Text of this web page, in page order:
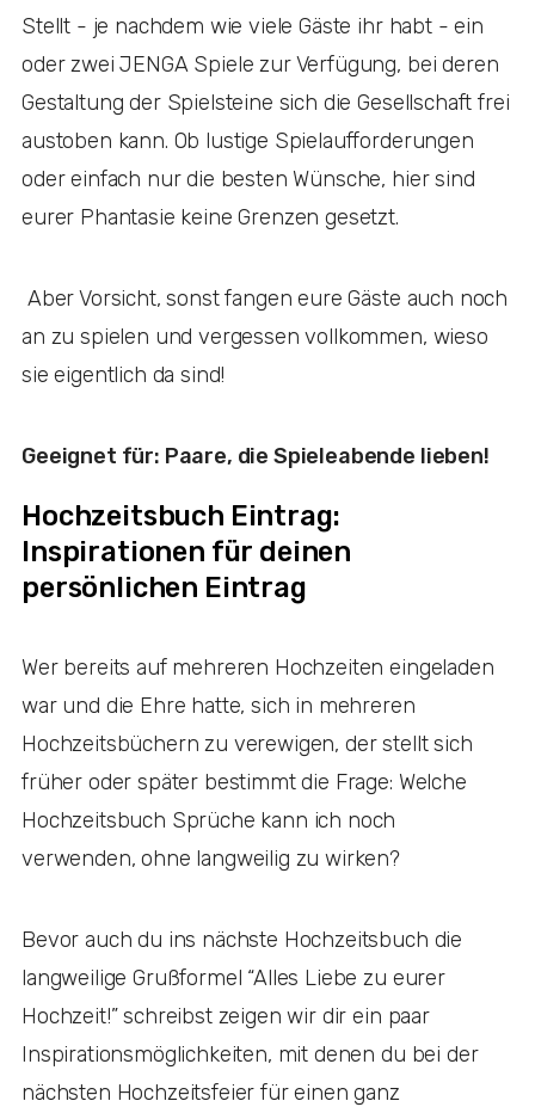
Stellt - je nachdem wie viele Gäste ihr habt - ein
oder zwei JENGA Spiele zur Verfügung, bei deren
Gestaltung der Spielsteine sich die Gesellschaft frei
austoben kann. Ob lustige Spielaufforderungen
oder einfach nur die besten Wünsche, hier sind
eurer Phantasie keine Grenzen gesetzt.
Aber Vorsicht, sonst fangen eure Gäste auch noch
an zu spielen und vergessen vollkommen, wieso
sie eigentlich da sind!
Geeignet für: Paare, die Spieleabende lieben!
Hochzeitsbuch Eintrag:
Inspirationen für deinen
persönlichen Eintrag
Wer bereits auf mehreren Hochzeiten eingeladen
war und die Ehre hatte, sich in mehreren
Hochzeitsbüchern zu verewigen, der stellt sich
früher oder später bestimmt die Frage: Welche
Hochzeitsbuch Sprüche kann ich noch
verwenden, ohne langweilig zu wirken?
Bevor auch du ins nächste Hochzeitsbuch die
langweilige Grußformel “Alles Liebe zu eurer
Hochzeit!” schreibst zeigen wir dir ein paar
Inspirationsmöglichkeiten, mit denen du bei der
nächsten Hochzeitsfeier für einen ganz